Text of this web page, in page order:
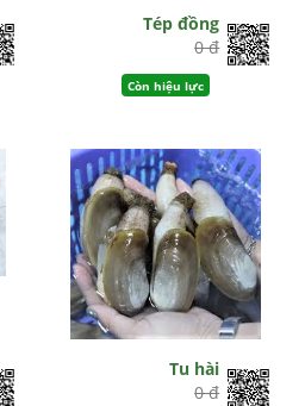
Tép đồng
0 đ
Còn hiệu lực
Tu hài
0 đ